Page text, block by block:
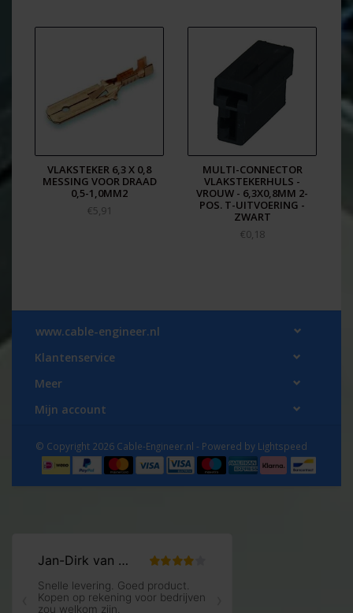
VLAKSTEKER 6,3 X 0,8
MESSING VOOR DRAAD
0,5-1,0MM2
€5,91
MULTI-CONNECTOR
VLAKSTEKERHULS -
VROUW - 6,3X0,8MM 2-
POS. T-UITVOERING -
ZWART
€0,18
www.cable-engineer.nl
Klantenservice
Meer
Mijn account
© Copyright 2026 Cable-Engineer.nl - Powered by Lightspeed